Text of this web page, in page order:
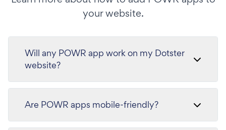
your website.
Will any POWR app work on my Dotster
website?
Are POWR apps mobile-friendly?